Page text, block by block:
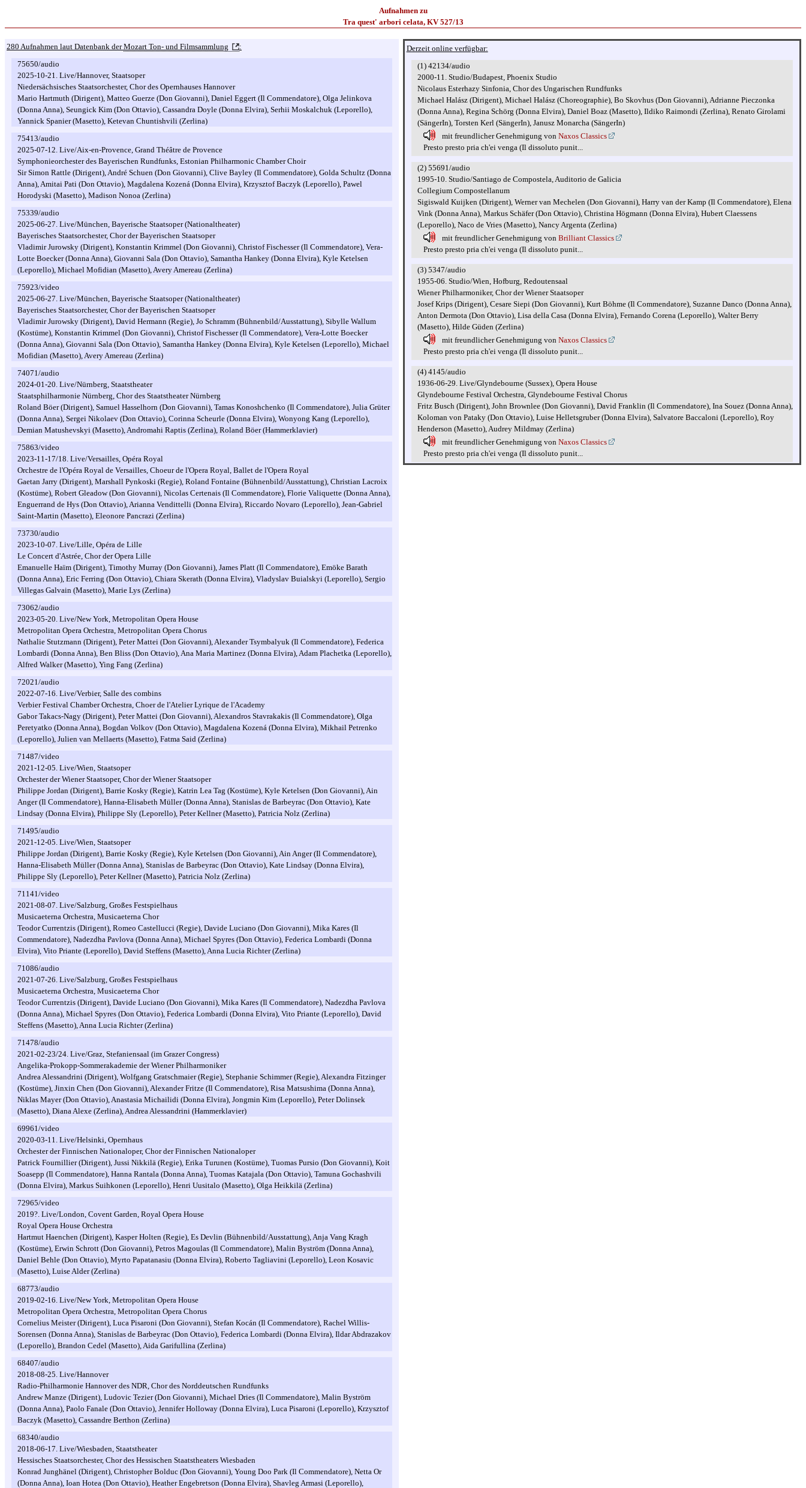
Aufnahmen zu
Tra quest' arbori celata, KV 527/13
280 Aufnahmen laut Datenbank derMozart Ton- und Filmsammlung
:
75650/audio
2025-10-21. Live/Hannover, Staatsoper
Niedersächsisches Staatsorchester, Chor des Opernhauses Hannover
Mario Hartmuth (Dirigent), Matteo Guerze (Don Giovanni), Daniel Eggert (Il Commendatore), Olga Jelinkova
(Donna Anna), Seungick Kim (Don Ottavio), Cassandra Doyle (Donna Elvira), Serhii Moskalchuk (Leporello),
Yannick Spanier (Masetto), Ketevan Chuntishvili (Zerlina)
75413/audio
2025-07-12. Live/Aix-en-Provence, Grand Théâtre de Provence
Symphonieorchester des Bayerischen Rundfunks, Estonian Philharmonic Chamber Choir
Sir Simon Rattle (Dirigent), André Schuen (Don Giovanni), Clive Bayley (Il Commendatore), Golda Schultz (Donna
Anna), Amitai Pati (Don Ottavio), Magdalena Kozená (Donna Elvira), Krzysztof Baczyk (Leporello), Pawel
Horodyski (Masetto), Madison Nonoa (Zerlina)
75339/audio
2025-06-27. Live/München, Bayerische Staatsoper (Nationaltheater)
Bayerisches Staatsorchester, Chor der Bayerischen Staatsoper
Vladimir Jurowsky (Dirigent), Konstantin Krimmel (Don Giovanni), Christof Fischesser (Il Commendatore), Vera-
Lotte Boecker (Donna Anna), Giovanni Sala (Don Ottavio), Samantha Hankey (Donna Elvira), Kyle Ketelsen
(Leporello), Michael Mofidian (Masetto), Avery Amereau (Zerlina)
75923/video
2025-06-27. Live/München, Bayerische Staatsoper (Nationaltheater)
Bayerisches Staatsorchester, Chor der Bayerischen Staatsoper
Vladimir Jurowsky (Dirigent), David Hermann (Regie), Jo Schramm (Bühnenbild/Ausstattung), Sibylle Wallum
(Kostüme), Konstantin Krimmel (Don Giovanni), Christof Fischesser (Il Commendatore), Vera-Lotte Boecker
(Donna Anna), Giovanni Sala (Don Ottavio), Samantha Hankey (Donna Elvira), Kyle Ketelsen (Leporello), Michael
Mofidian (Masetto), Avery Amereau (Zerlina)
74071/audio
2024-01-20. Live/Nürnberg, Staatstheater
Staatsphilharmonie Nürnberg, Chor des Staatstheater Nürnberg
Roland Böer (Dirigent), Samuel Hasselhorn (Don Giovanni), Tamas Konoshchenko (Il Commendatore), Julia Grüter
(Donna Anna), Sergei Nikolaev (Don Ottavio), Corinna Scheurle (Donna Elvira), Wonyong Kang (Leporello),
Demian Matushevskyi (Masetto), Andromahi Raptis (Zerlina), Roland Böer (Hammerklavier)
75863/video
2023-11-17/18. Live/Versailles, Opéra Royal
Orchestre de l'Opéra Royal de Versailles, Choeur de l'Opera Royal, Ballet de l'Opera Royal
Gaetan Jarry (Dirigent), Marshall Pynkoski (Regie), Roland Fontaine (Bühnenbild/Ausstattung), Christian Lacroix
(Kostüme), Robert Gleadow (Don Giovanni), Nicolas Certenais (Il Commendatore), Florie Valiquette (Donna Anna),
Enguerrand de Hys (Don Ottavio), Arianna Vendittelli (Donna Elvira), Riccardo Novaro (Leporello), Jean-Gabriel
Saint-Martin (Masetto), Eleonore Pancrazi (Zerlina)
73730/audio
2023-10-07. Live/Lille, Opéra de Lille
Le Concert d'Astrée, Chor der Opera Lille
Emanuelle Haïm (Dirigent), Timothy Murray (Don Giovanni), James Platt (Il Commendatore), Emöke Barath
(Donna Anna), Eric Ferring (Don Ottavio), Chiara Skerath (Donna Elvira), Vladyslav Buialskyi (Leporello), Sergio
Villegas Galvain (Masetto), Marie Lys (Zerlina)
73062/audio
2023-05-20. Live/New York, Metropolitan Opera House
Metropolitan Opera Orchestra, Metropolitan Opera Chorus
Nathalie Stutzmann (Dirigent), Peter Mattei (Don Giovanni), Alexander Tsymbalyuk (Il Commendatore), Federica
Lombardi (Donna Anna), Ben Bliss (Don Ottavio), Ana Maria Martinez (Donna Elvira), Adam Plachetka (Leporello),
Alfred Walker (Masetto), Ying Fang (Zerlina)
72021/audio
2022-07-16. Live/Verbier, Salle des combins
Verbier Festival Chamber Orchestra, Choer de l'Atelier Lyrique de l'Academy
Gabor Takacs-Nagy (Dirigent), Peter Mattei (Don Giovanni), Alexandros Stavrakakis (Il Commendatore), Olga
Peretyatko (Donna Anna), Bogdan Volkov (Don Ottavio), Magdalena Kozená (Donna Elvira), Mikhail Petrenko
(Leporello), Julien van Mellaerts (Masetto), Fatma Said (Zerlina)
71487/video
2021-12-05. Live/Wien, Staatsoper
Orchester der Wiener Staatsoper, Chor der Wiener Staatsoper
Philippe Jordan (Dirigent), Barrie Kosky (Regie), Katrin Lea Tag (Kostüme), Kyle Ketelsen (Don Giovanni), Ain
Anger (Il Commendatore), Hanna-Elisabeth Müller (Donna Anna), Stanislas de Barbeyrac (Don Ottavio), Kate
Lindsay (Donna Elvira), Philippe Sly (Leporello), Peter Kellner (Masetto), Patricia Nolz (Zerlina)
71495/audio
2021-12-05. Live/Wien, Staatsoper
Philippe Jordan (Dirigent), Barrie Kosky (Regie), Kyle Ketelsen (Don Giovanni), Ain Anger (Il Commendatore),
Hanna-Elisabeth Müller (Donna Anna), Stanislas de Barbeyrac (Don Ottavio), Kate Lindsay (Donna Elvira),
Philippe Sly (Leporello), Peter Kellner (Masetto), Patricia Nolz (Zerlina)
71141/video
2021-08-07. Live/Salzburg, Großes Festspielhaus
Musicaeterna Orchestra, Musicaeterna Chor
Teodor Currentzis (Dirigent), Romeo Castellucci (Regie), Davide Luciano (Don Giovanni), Mika Kares (Il
Commendatore), Nadezdha Pavlova (Donna Anna), Michael Spyres (Don Ottavio), Federica Lombardi (Donna
Elvira), Vito Priante (Leporello), David Steffens (Masetto), Anna Lucia Richter (Zerlina)
71086/audio
2021-07-26. Live/Salzburg, Großes Festspielhaus
Musicaeterna Orchestra, Musicaeterna Chor
Teodor Currentzis (Dirigent), Davide Luciano (Don Giovanni), Mika Kares (Il Commendatore), Nadezdha Pavlova
(Donna Anna), Michael Spyres (Don Ottavio), Federica Lombardi (Donna Elvira), Vito Priante (Leporello), David
Steffens (Masetto), Anna Lucia Richter (Zerlina)
71478/audio
2021-02-23/24. Live/Graz, Stefaniensaal (im Grazer Congress)
Angelika-Prokopp-Sommerakademie der Wiener Philharmoniker
Andrea Alessandrini (Dirigent), Wolfgang Gratschmaier (Regie), Stephanie Schimmer (Regie), Alexandra Fitzinger
(Kostüme), Jinxin Chen (Don Giovanni), Alexander Fritze (Il Commendatore), Risa Matsushima (Donna Anna),
Niklas Mayer (Don Ottavio), Anastasia Michailidi (Donna Elvira), Jongmin Kim (Leporello), Peter Dolinsek
(Masetto), Diana Alexe (Zerlina), Andrea Alessandrini (Hammerklavier)
69961/video
2020-03-11. Live/Helsinki, Opernhaus
Orchester der Finnischen Nationaloper, Chor der Finnischen Nationaloper
Patrick Fournillier (Dirigent), Jussi Nikkilä (Regie), Erika Turunen (Kostüme), Tuomas Pursio (Don Giovanni), Koit
Soasepp (Il Commendatore), Hanna Rantala (Donna Anna), Tuomas Katajala (Don Ottavio), Tamuna Gochashvili
(Donna Elvira), Markus Suihkonen (Leporello), Henri Uusitalo (Masetto), Olga Heikkilä (Zerlina)
72965/video
2019?. Live/London, Covent Garden, Royal Opera House
Royal Opera House Orchestra
Hartmut Haenchen (Dirigent), Kasper Holten (Regie), Es Devlin (Bühnenbild/Ausstattung), Anja Vang Kragh
(Kostüme), Erwin Schrott (Don Giovanni), Petros Magoulas (Il Commendatore), Malin Byström (Donna Anna),
Daniel Behle (Don Ottavio), Myrto Papatanasiu (Donna Elvira), Roberto Tagliavini (Leporello), Leon Kosavic
(Masetto), Luise Alder (Zerlina)
68773/audio
2019-02-16. Live/New York, Metropolitan Opera House
Metropolitan Opera Orchestra, Metropolitan Opera Chorus
Cornelius Meister (Dirigent), Luca Pisaroni (Don Giovanni), Stefan Kocán (Il Commendatore), Rachel Willis-
Sorensen (Donna Anna), Stanislas de Barbeyrac (Don Ottavio), Federica Lombardi (Donna Elvira), Ildar Abdrazakov
(Leporello), Brandon Cedel (Masetto), Aida Garifullina (Zerlina)
68407/audio
2018-08-25. Live/Hannover
Radio-Philharmonie Hannover des NDR, Chor des Norddeutschen Rundfunks
Andrew Manze (Dirigent), Ludovic Tezier (Don Giovanni), Michael Dries (Il Commendatore), Malin Byström
(Donna Anna), Paolo Fanale (Don Ottavio), Jennifer Holloway (Donna Elvira), Luca Pisaroni (Leporello), Krzysztof
Baczyk (Masetto), Cassandre Berthon (Zerlina)
68340/audio
2018-06-17. Live/Wiesbaden, Staatstheater
Hessisches Staatsorchester, Chor des Hessischen Staatstheaters Wiesbaden
Konrad Junghänel (Dirigent), Christopher Bolduc (Don Giovanni), Young Doo Park (Il Commendatore), Netta Or
(Donna Anna), Ioan Hotea (Don Ottavio), Heather Engebretson (Donna Elvira), Shavleg Armasi (Leporello),
Derzeit online verfügbar:
(1) 42134/audio
2000-11. Studio/Budapest, Phoenix Studio
Nicolaus Esterhazy Sinfonia, Chor des Ungarischen Rundfunks
Michael Halász (Dirigent), Michael Halász (Choreographie), Bo Skovhus (Don Giovanni), Adrianne Pieczonka
(Donna Anna), Regina Schörg (Donna Elvira), Daniel Boaz (Masetto), Ildiko Raimondi (Zerlina), Renato Girolami
(SängerIn), Torsten Kerl (SängerIn), Janusz Monarcha (SängerIn)
mit freundlicher Genehmigung von Naxos Classics
Presto presto pria ch'ei venga (Il dissoluto punit...
(2) 55691/audio
1995-10. Studio/Santiago de Compostela, Auditorio de Galicia
Collegium Compostellanum
Sigiswald Kuijken (Dirigent), Werner van Mechelen (Don Giovanni), Harry van der Kamp (Il Commendatore), Elena
Vink (Donna Anna), Markus Schäfer (Don Ottavio), Christina Högmann (Donna Elvira), Hubert Claessens
(Leporello), Naco de Vries (Masetto), Nancy Argenta (Zerlina)
mit freundlicher Genehmigung von Brilliant Classics
Presto presto pria ch'ei venga (Il dissoluto punit...
(3) 5347/audio
1955-06. Studio/Wien, Hofburg, Redoutensaal
Wiener Philharmoniker, Chor der Wiener Staatsoper
Josef Krips (Dirigent), Cesare Siepi (Don Giovanni), Kurt Böhme (Il Commendatore), Suzanne Danco (Donna Anna),
Anton Dermota (Don Ottavio), Lisa della Casa (Donna Elvira), Fernando Corena (Leporello), Walter Berry
(Masetto), Hilde Güden (Zerlina)
mit freundlicher Genehmigung von Naxos Classics
Presto presto pria ch'ei venga (Il dissoluto punit...
(4) 4145/audio
1936-06-29. Live/Glyndebourne (Sussex), Opera House
Glyndebourne Festival Orchestra, Glyndebourne Festival Chorus
Fritz Busch (Dirigent), John Brownlee (Don Giovanni), David Franklin (Il Commendatore), Ina Souez (Donna Anna),
Koloman von Pataky (Don Ottavio), Luise Helletsgruber (Donna Elvira), Salvatore Baccaloni (Leporello), Roy
Henderson (Masetto), Audrey Mildmay (Zerlina)
mit freundlicher Genehmigung von Naxos Classics
Presto presto pria ch'ei venga (Il dissoluto punit...